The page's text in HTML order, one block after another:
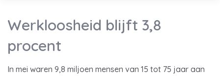
Werkloosheid blijft 3,8
procent
In mei waren 9,8 miljoen mensen van 15 tot 75 jaar aan